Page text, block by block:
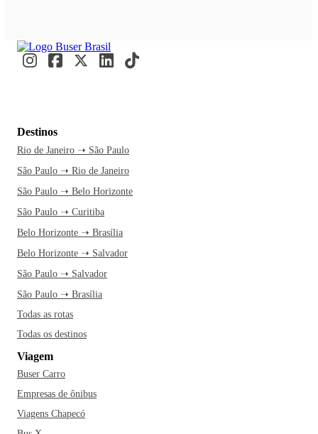
Destinos
Rio de Janeiro ➝ São Paulo
São Paulo ➝ Rio de Janeiro
São Paulo ➝ Belo Horizonte
São Paulo ➝ Curitiba
Belo Horizonte ➝ Brasília
Belo Horizonte ➝ Salvador
São Paulo ➝ Salvador
São Paulo ➝ Brasília
Todas as rotas
Todas os destinos
Viagem
Buser Carro
Empresas de ônibus
Viagens Chapecó